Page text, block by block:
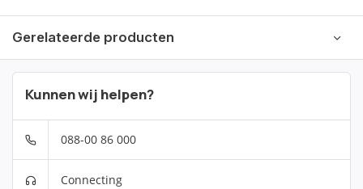
Gerelateerde producten
Kunnen wij helpen?
088-00 86 000
Connecting